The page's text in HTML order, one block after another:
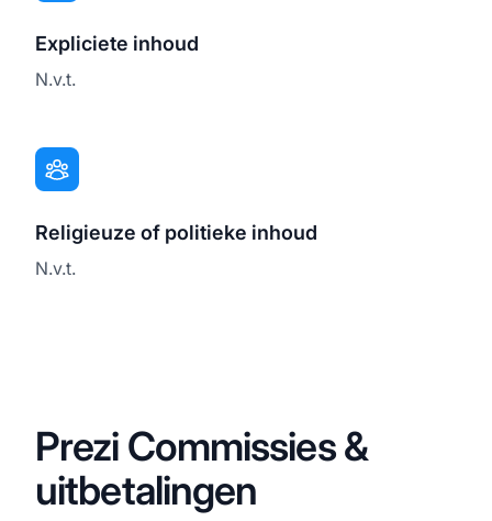
Expliciete inhoud
N.v.t.
Religieuze of politieke inhoud
N.v.t.
Prezi Commissies &
uitbetalingen